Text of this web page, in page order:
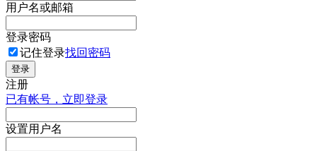
用户名或邮箱
登录密码
记住登录找回密码
登录
注册
已有帐号，立即登录
设置用户名